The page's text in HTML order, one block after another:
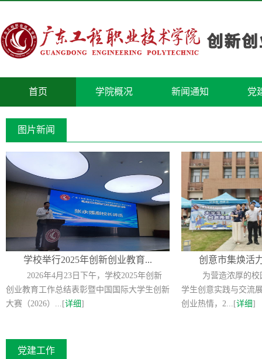
首页 学院概况 新闻通知 党
图片新闻
学校举行2025年创新创业教育...
2026年4月23日下午，学校2025年创新
创业教育工作总结表彰暨中国国际大学生创新
大赛（2026）...[详细]
创意市集焕活
为营造浓厚的
学生创意实践与交流
创业热情，2...[详细]
党建工作